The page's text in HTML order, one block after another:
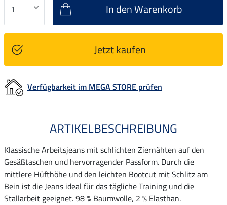
In den Warenkorb
Jetzt kaufen
Verfügbarkeit im MEGA STORE prüfen
ARTIKELBESCHREIBUNG
Klassische Arbeitsjeans mit schlichten Ziernähten auf den
Gesäßtaschen und hervorragender Passform. Durch die
mittlere Hüfthöhe und den leichten Bootcut mit Schlitz am
Bein ist die Jeans ideal für das tägliche Training und die
Stallarbeit geeignet. 98 % Baumwolle, 2 % Elasthan.